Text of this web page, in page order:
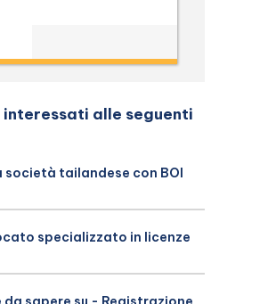
alle seguenti
tailandese con BOI
specializzato in licenze